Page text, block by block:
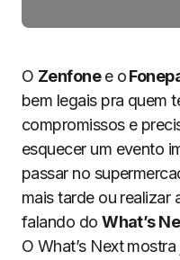
O Zenfonee o
bem legais pra quem
compromissos e
esquecer um evento
passar no
mais tarde ou realizar
falando doWhat’s
O What’s Next